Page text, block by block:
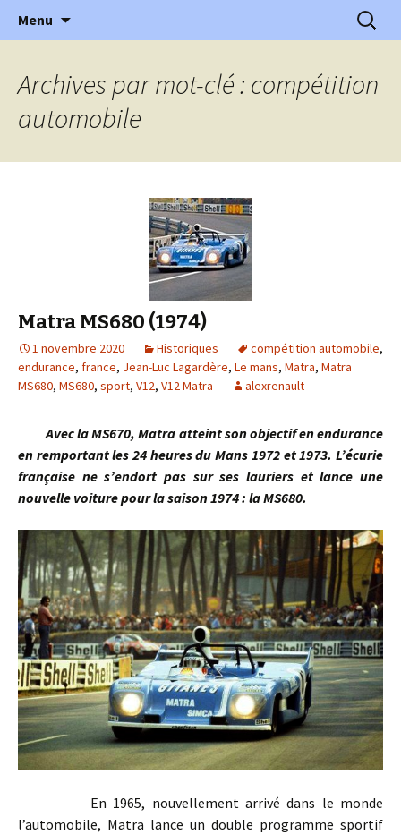
l'Automobile Ancienne
l'automobile ancienne : articles, historiques
…
Menu
Archives par mot-clé : compétition
automobile
Matra MS680 (1974)
1 novembre 2020 Historiques compétition automobile,
endurance, france, Jean-Luc Lagardère, Le mans, Matra, Matra
MS680, MS680, sport, V12, V12 Matra alexrenault
Avec la MS670, Matra atteint son objectif en endurance
en remportant les 24 heures du Mans 1972 et 1973. L’écurie
française ne s’endort pas sur ses lauriers et lance une
nouvelle voiture pour la saison 1974 : la MS680.
En 1965, nouvellement arrivé dans le monde
l’automobile, Matra lance un double programme sportif